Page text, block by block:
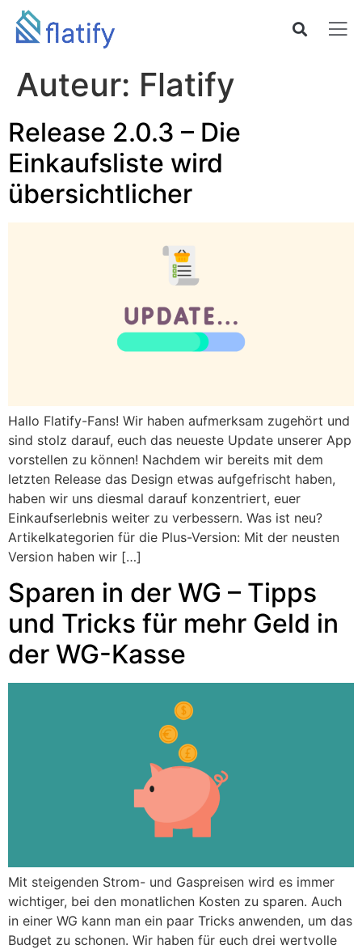
Auteur: Flatify
Release 2.0.3 – Die
Einkaufsliste wird
übersichtlicher
Hallo Flatify-Fans! Wir haben aufmerksam zugehört und
sind stolz darauf, euch das neueste Update unserer App
vorstellen zu können! Nachdem wir bereits mit dem
letzten Release das Design etwas aufgefrischt haben,
haben wir uns diesmal darauf konzentriert, euer
Einkaufserlebnis weiter zu verbessern. Was ist neu?
Artikelkategorien für die Plus-Version: Mit der neusten
Version haben wir […]
Sparen in der WG – Tipps
und Tricks für mehr Geld in
der WG-Kasse
Mit steigenden Strom- und Gaspreisen wird es immer
wichtiger, bei den monatlichen Kosten zu sparen. Auch
in einer WG kann man ein paar Tricks anwenden, um das
Budget zu schonen. Wir haben für euch drei wertvolle